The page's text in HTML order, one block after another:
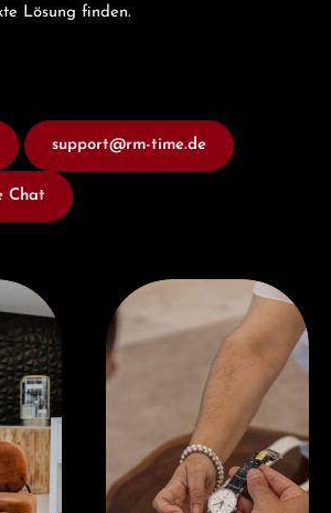
Lösung finden.
support@rm-time.de
Chat
Jetzt Beraten lassen